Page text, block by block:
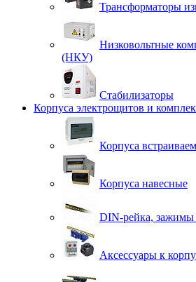
Трансформаторы
Низковольтные
(НКУ)
Стабилизаторы
Корпуса электрощитов и
Корпуса
Корпуса навесные
DIN-рейка,
Аксессуары к